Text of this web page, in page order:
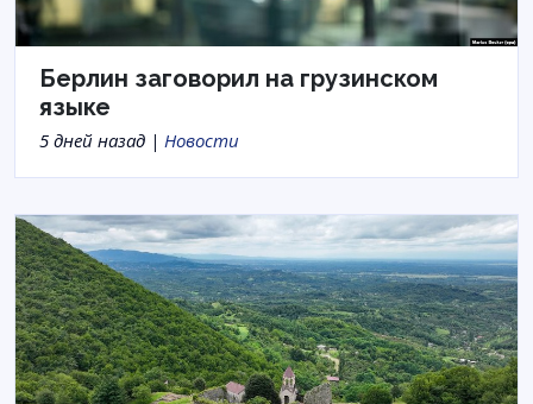
Берлин заговорил на грузинском
языке
5 дней назад | Новости